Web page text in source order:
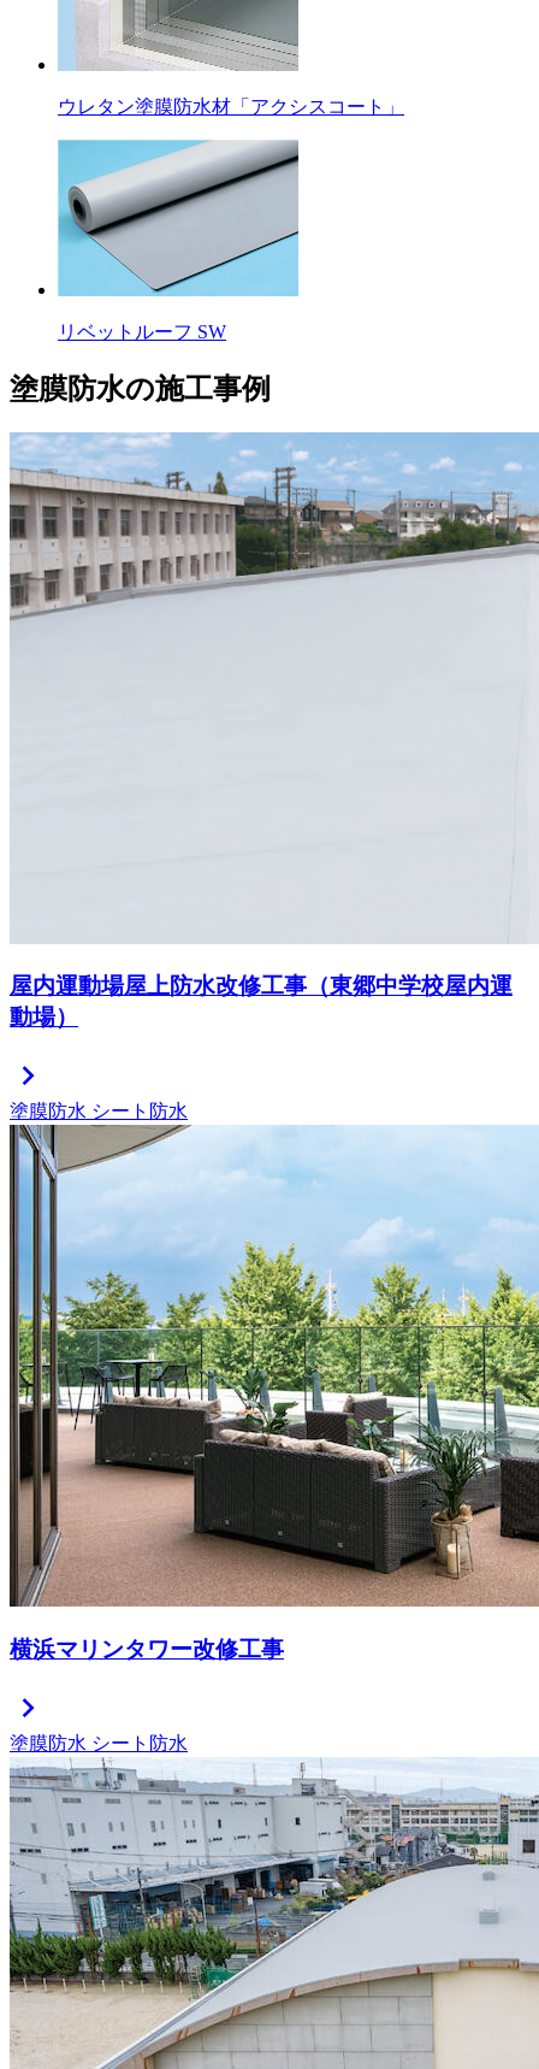
ウレタン塗膜防水材「アクシスコート」
リベットルーフ SW
塗膜防水の施工事例
屋内運動場屋上防水改修工事（東郷中学校屋内運
動場）
chevron_right
塗膜防水 シート防水
横浜マリンタワー改修工事
chevron_right
塗膜防水 シート防水